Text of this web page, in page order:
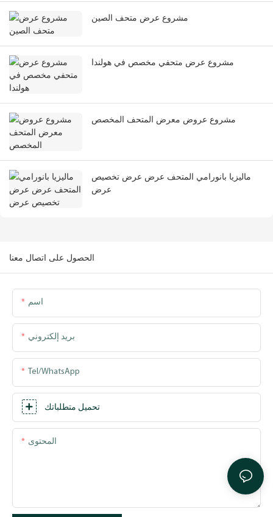
مشروع عرض متحف الصين
مشروع عرض متحفي مخصص في هولندا
مشروع عروض معرض المتحف المخصص
ماليزيا بانورامي المتحف عرض عرض تخصيص
عرض
الحصول على اتصال معنا
اسم
بريد إلكتروني
Tel/WhatsApp
تحميل متطلباتك
المحتوى